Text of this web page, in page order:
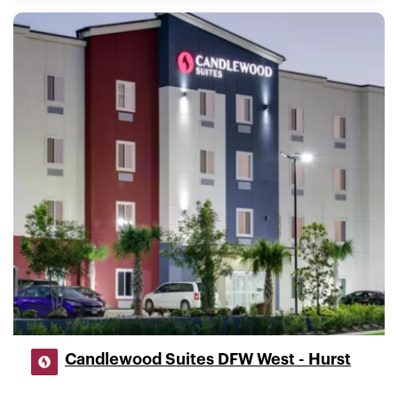
Candlewood Suites DFW West - Hurst